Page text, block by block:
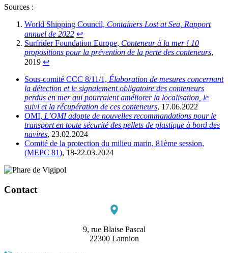
Sources :
World Shipping Council, Containers Lost at Sea, Rapport
annuel de 2022 ↩︎
Surfrider Foundation Europe, Conteneur à la mer ! 10
propositions pour la prévention de la perte des conteneurs,
2019 ↩︎
Sous-comité CCC 8/11/1, Élaboration de mesures concernant
la détection et le signalement obligatoire des conteneurs
perdus en mer qui pourraient améliorer la localisation, le
suivi et la récupération de ces conteneurs, 17.06.2022
OMI, L’OMI adopte de nouvelles recommandations pour le
transport en toute sécurité des pellets de plastique à bord des
navires, 23.02.2024
Comité de la protection du milieu marin, 81ème session,
(MEPC 81), 18-22.03.2024
Contact
9, rue Blaise Pascal
22300 Lannion